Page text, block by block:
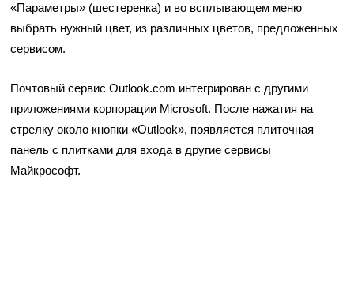
«Параметры» (шестеренка) и во всплывающем меню
выбрать нужный цвет, из различных цветов, предложенных
сервисом.
Почтовый сервис Outlook.com интегрирован с другими
приложениями корпорации Microsoft. После нажатия на
стрелку около кнопки «Outlook», появляется плиточная
панель с плитками для входа в другие сервисы
Майкрософт.